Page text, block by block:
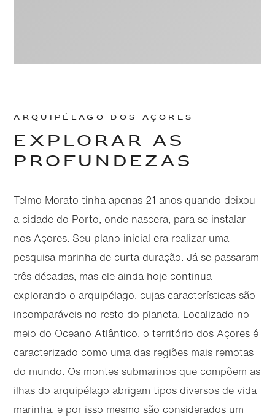
diretamente
para o
conteúdo
principal
Ir
diretamente
para o
rodapé
Arquipélago dos Açores
Explorar as
profundezas
Telmo Morato tinha apenas 21 anos quando deixou
a cidade do Porto, onde nascera, para se instalar
nos Açores. Seu plano inicial era realizar uma
pesquisa marinha de curta duração. Já se passaram
três décadas, mas ele ainda hoje continua
explorando o arquipélago, cujas características são
incomparáveis no resto do planeta. Localizado no
meio do Oceano Atlântico, o território dos Açores é
caracterizado como uma das regiões mais remotas
do mundo. Os montes submarinos que compõem as
ilhas do arquipélago abrigam tipos diversos de vida
marinha, e por isso mesmo são considerados um